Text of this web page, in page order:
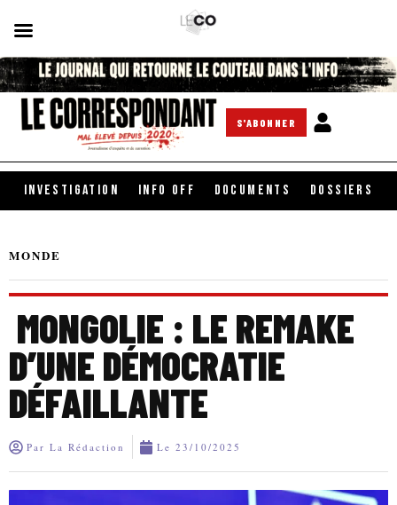
S'ABONNER
INVESTIGATION INFO OFF DOCUMENTS DOSSIERS
MONDE
MONGOLIE : LE REMAKE
D’UNE DÉMOCRATIE
DÉFAILLANTE
Par La Rédaction Le 23/10/2025